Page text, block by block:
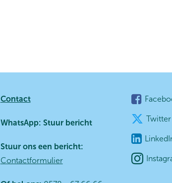
Contact
WhatsApp: Stuur bericht
Stuur ons een bericht:
Contactformulier
Twitter